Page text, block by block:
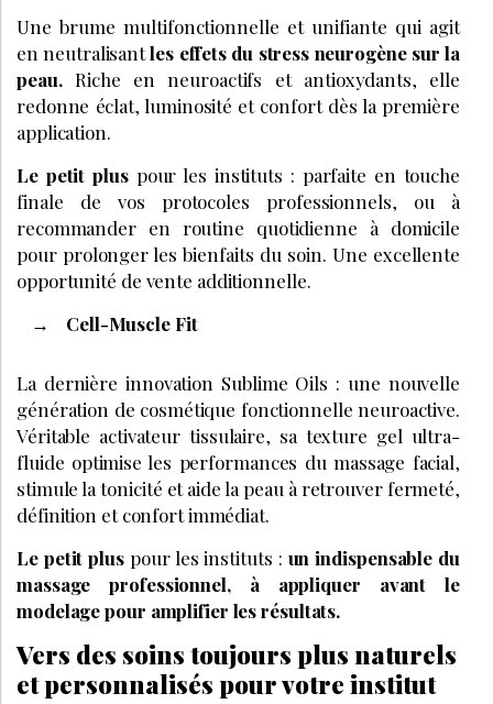
Une brume multifonctionnelle et unifiante qui agit
en neutralisantles effets du stress neurogène sur la
peau.Riche en neuroactifs et antioxydants, elle
redonne éclat, luminosité et confort dès la première
application.
Le petit plus pour les instituts : parfaite en touche
finale de vos protocoles professionnels, ou à
recommander en routine quotidienne à domicile
pour prolonger les bienfaits du soin. Une excellente
opportunité de vente additionnelle.
Cell-Muscle Fit
La dernière innovation Sublime Oils : une nouvelle
génération de cosmétique fonctionnelle neuroactive.
Véritable activateur tissulaire, sa texture gel ultra-
fluide optimise les performances du massage facial,
stimule la tonicité et aide la peau à retrouver fermeté,
définition et confort immédiat.
Le petit plus pour les instituts : un indispensable du
massage professionnel, à appliquer avant le
modelage pour amplifier les résultats.
Vers des soins toujours plus naturels
et personnalisés pour votre institut